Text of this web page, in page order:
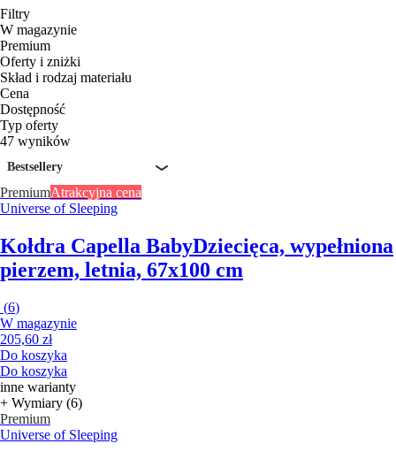
Filtry
W magazynie
Premium
Oferty i zniżki
Skład i rodzaj materiału
Cena
Dostępność
Typ oferty
47 wyników
Bestsellery
PremiumAtrakcyjna cena
Universe of Sleeping
Kołdra Capella BabyDziecięca, wypełniona
pierzem, letnia, 67x100 cm
(6)
W magazynie
205,60 zł
Do koszyka
Do koszyka
inne warianty
+ Wymiary (6)
Premium
Universe of Sleeping